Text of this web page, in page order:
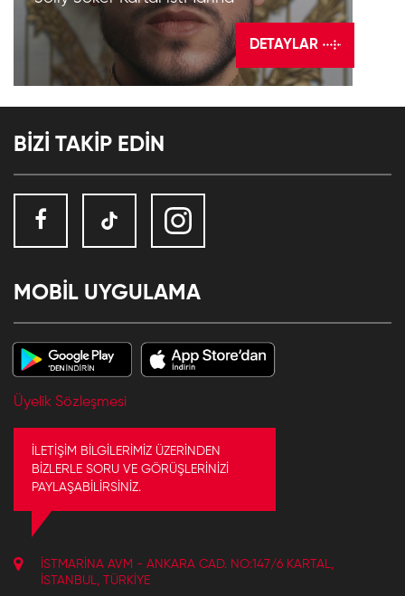
DETAYLAR
BİZİ TAKİP EDİN
MOBİL UYGULAMA
Üyelik Sözleşmesi
İLETİŞİM BİLGİLERİMİZ ÜZERİNDEN
BİZLERLE SORU VE GÖRÜŞLERİNİZİ
PAYLAŞABİLİRSİNİZ.
İSTMARINA AVM - ANKARA CAD. NO:147/6 KARTAL,
İSTANBUL, TÜRKIYE